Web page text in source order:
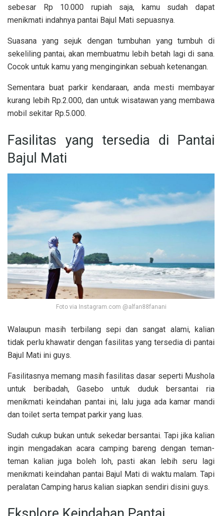
sebesar Rp 10.000 rupiah saja, kamu sudah dapat
menikmati indahnya pantai Bajul Mati sepuasnya.
Suasana yang sejuk dengan tumbuhan yang tumbuh di
sekeliling pantai, akan membuatmu lebih betah lagi di sana.
Cocok untuk kamu yang menginginkan sebuah ketenangan.
Sementara buat parkir kendaraan, anda mesti membayar
kurang lebih Rp.2.000, dan untuk wisatawan yang membawa
mobil sekitar Rp.5.000.
Fasilitas yang tersedia di Pantai
Bajul Mati
Foto via Instagram.com @alfan88fanani
Walaupun masih terbilang sepi dan sangat alami, kalian
tidak perlu khawatir dengan fasilitas yang tersedia di pantai
Bajul Mati ini guys.
Fasilitasnya memang masih fasilitas dasar seperti Mushola
untuk beribadah, Gasebo untuk duduk bersantai ria
menikmati keindahan pantai ini, lalu juga ada kamar mandi
dan toilet serta tempat parkir yang luas.
Sudah cukup bukan untuk sekedar bersantai. Tapi jika kalian
ingin mengadakan acara camping bareng dengan teman-
teman kalian juga boleh loh, pasti akan lebih seru lagi
menikmati keindahan pantai Bajul Mati di waktu malam. Tapi
peralatan Camping harus kalian siapkan sendiri disini guys.